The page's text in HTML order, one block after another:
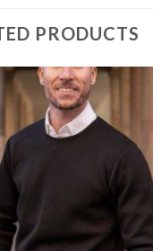
PRODUCTS